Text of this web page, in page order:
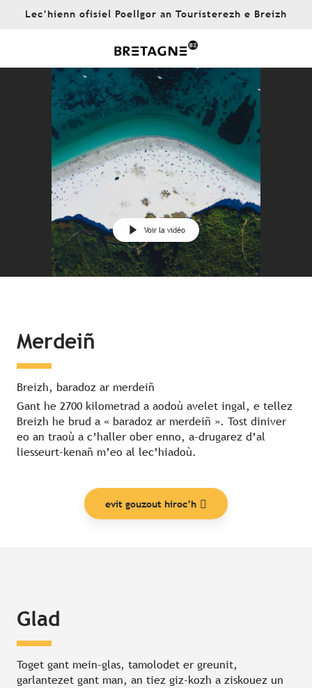
Lec’hienn ofisiel Poellgor an Touristerezh e Breizh
Voir la vidéo
Merdeiñ
Breizh, baradoz ar merdeiñ
Gant he 2700 kilometrad a aodoù avelet ingal, e tellez
Breizh he brud a « baradoz ar merdeiñ ». Tost diniver
eo an traoù a c’haller ober enno, a-drugarez d’al
liesseurt-kenañ m’eo al lec’hiadoù.
evit gouzout hiroc’h
Glad
Toget gant mein-glas, tamolodet er greunit,
garlantezet gant man, an tiez giz-kozh a ziskouez un